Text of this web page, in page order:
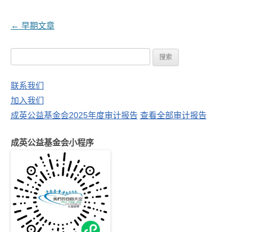
文
← 早期文章
：
联系我们
加入我们
成英公益基金会2025年度审计报告 查看全部审计报告
成英公益基金会小程序